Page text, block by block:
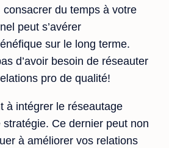
consacrer du temps à votre
peut s’avérer
sur le long terme.
d’avoir besoin de réseauter
pro de qualité!
à intégrer le réseautage
Ce dernier peut non
à améliorer vos relations